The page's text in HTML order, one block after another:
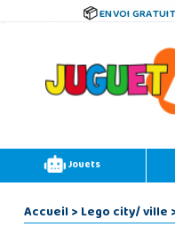
ENVOI
Jouets
Accueil>Lego city/ ville